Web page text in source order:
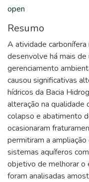
open
Resumo
A atividade
desenvolve há mais
gerenciamento
causou significativas
hídricos da Bacia
alteração na qualidade
colapso e abatimento
ocasionaram
permitiram a
sistemas aquíferos
objetivo de melhorar o
foram analisadas